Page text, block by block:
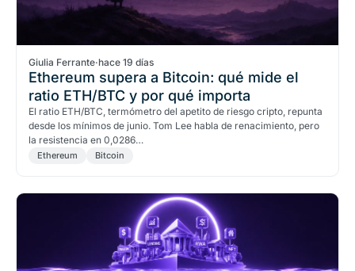
Giulia Ferrante·hace 19 días
Ethereum supera a Bitcoin: qué mide el
ratio ETH/BTC y por qué importa
El ratio ETH/BTC, termómetro del apetito de riesgo cripto, repunta
desde los mínimos de junio. Tom Lee habla de renacimiento, pero
la resistencia en 0,0286…
Ethereum Bitcoin